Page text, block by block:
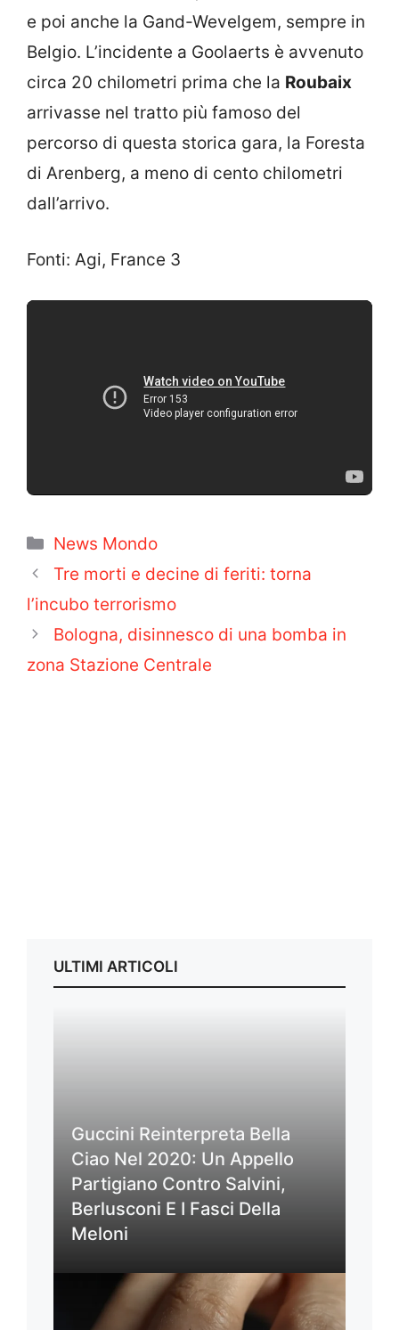
e poi anche la Gand-Wevelgem, sempre in
Belgio. L’incidente a Goolaerts è avvenuto
circa 20 chilometri prima che la Roubaix
arrivasse nel tratto più famoso del
percorso di questa storica gara, la Foresta
di Arenberg, a meno di cento chilometri
dall’arrivo.
Fonti: Agi, France 3
Categorie
News Mondo
Tre morti e decine di feriti: torna
l’incubo terrorismo
Bologna, disinnesco di una bomba in
zona Stazione Centrale
ULTIMI ARTICOLI
Guccini Reinterpreta Bella
Ciao Nel 2020: Un Appello
Partigiano Contro Salvini,
Berlusconi E I Fasci Della
Meloni